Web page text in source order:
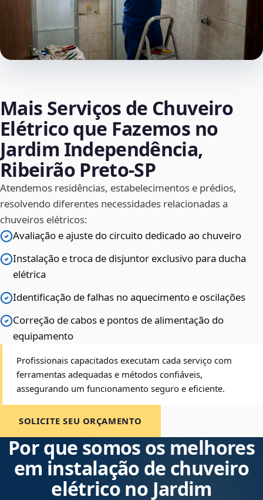
Mais Serviços de Chuveiro
Elétrico que Fazemos no
Jardim Independência,
Ribeirão Preto‑SP
Atendemos residências, estabelecimentos e prédios,
resolvendo diferentes necessidades relacionadas a
chuveiros elétricos:
Avaliação e ajuste do circuito dedicado ao chuveiro
Instalação e troca de disjuntor exclusivo para ducha
elétrica
Identificação de falhas no aquecimento e oscilações
Correção de cabos e pontos de alimentação do
equipamento
Profissionais capacitados executam cada serviço com
ferramentas adequadas e métodos confiáveis,
assegurando um funcionamento seguro e eficiente.
SOLICITE SEU ORÇAMENTO
Por que somos os melhores
em instalação de chuveiro
elétrico no Jardim